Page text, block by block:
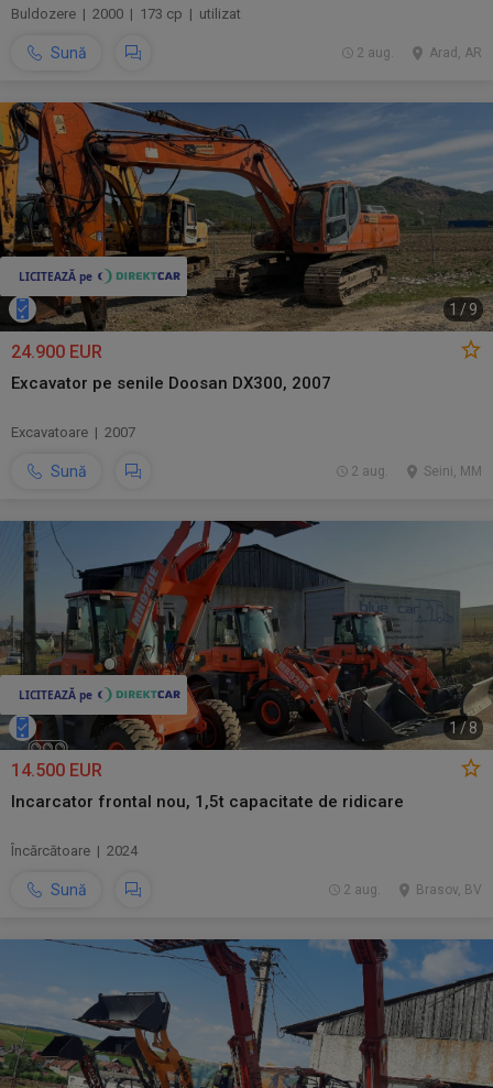
Buldozere | 2000 | 173 cp | utilizat
Sună Arad, AR
2 aug.
1 / 9
24.900 EUR
Excavator pe senile Doosan DX300, 2007
Excavatoare | 2007
Sună Seini, MM
2 aug.
1/ 8
14.500 EUR
Incarcator frontal nou, 1,5t capacitate de ridicare
Încărcătoare | 2024
Sună Brasov, BV
2 aug.